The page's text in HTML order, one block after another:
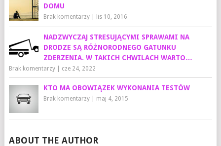
DOMU
Brak komentarzy| lis 10, 2016
NADZWYCZAJ STRESUJĄCYMI SPRAWAMI NA
DRODZE SĄ RÓŻNORODNEGO GATUNKU
ZDERZENIA. W TAKICH CHWILACH WARTO…
Brak komentarzy| cze 24, 2022
KTO MA OBOWIĄZEK WYKONANIA TESTÓW
Brak komentarzy| maj 4, 2015
ABOUT THE AUTHOR